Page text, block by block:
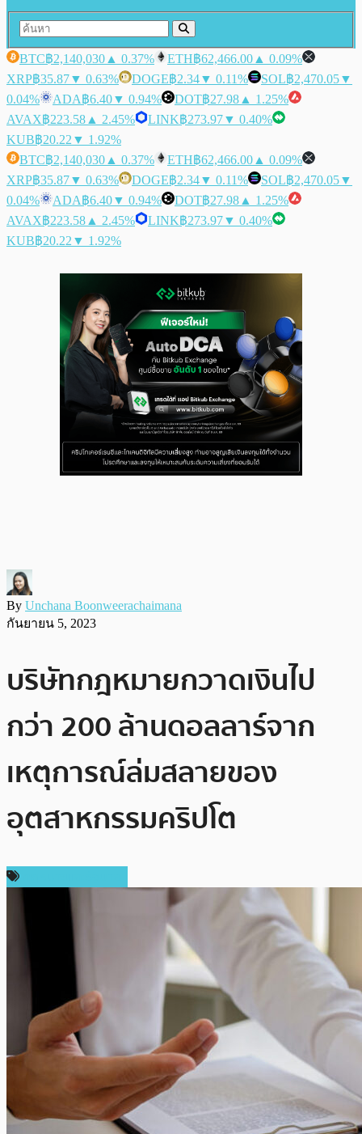
BTC฿2,140,030 ▲ 0.37% ETH฿62,466.00 ▲ 0.09%
XRP฿35.87▼ 0.63% DOGE฿2.34▼ 0.11% SOL฿2,470.05▼
0.04%
ADA฿6.40▼ 0.94% DOT฿27.98 ▲ 1.25%
AVAX฿223.58 ▲ 2.45% LINK฿273.97▼ 0.40%
KUB฿20.22 ▼ 1.92%
BTC฿2,140,030 ▲ 0.37% ETH฿62,466.00 ▲ 0.09%
XRP฿35.87▼ 0.63% DOGE฿2.34▼ 0.11% SOL฿2,470.05▼
0.04%
ADA฿6.40▼ 0.94% DOT฿27.98 ▲ 1.25%
AVAX฿223.58 ▲ 2.45% LINK฿273.97▼ 0.40%
KUB฿20.22 ▼ 1.92%
By Unchana Boonweerachaimana
กันยายน 5, 2023
บริษัทกฎหมายกวาดเงินไป
กว่า 200 ล้านดอลลาร์จาก
เหตุการณ์ล่มสลายของ
อุตสาหกรรมคริปโต